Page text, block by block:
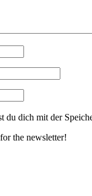
dich mit der
the newsletter!